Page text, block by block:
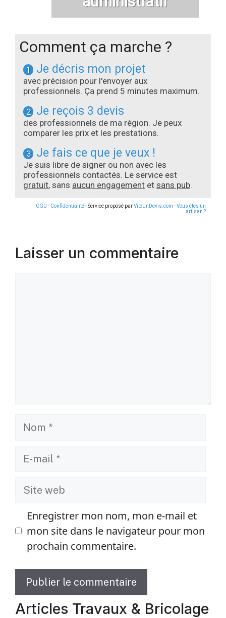
Comment ça marche ?
1 Je décris mon projet
avec précision pour l'envoyer aux
professionnels. Ça prend 5 minutes maximum.
2 Je reçois 3 devis
des professionnels de ma région. Je peux
comparer les prix et les prestations.
3 Je fais ce que je veux !
Je suis libre de signer ou non avec les
professionnels contactés. Le service est
gratuit, sans aucun engagement et sans pub.
CGU - Confidentialité- Service proposé parViteUnDevis.com -Vous êtes un
artisan ?
Laisser un commentaire
Nom
Site
Enregistrer mon nom, mon e-mail et
mon site dans le navigateur pour mon
prochain commentaire.
Articles Travaux & Bricolage